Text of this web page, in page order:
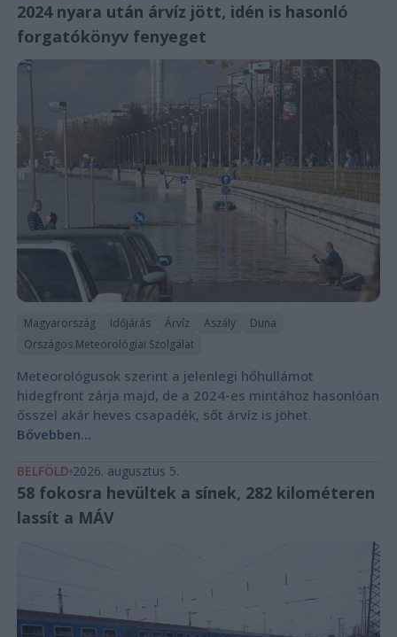
2024 nyara után árvíz jött, idén is hasonló
forgatókönyv fenyeget
Magyarország Időjárás Árvíz Aszály
Duna
Országos Meteorológiai Szolgálat
Meteorológusok szerint a jelenlegi hőhullámot
hidegfront zárja majd, de a 2024-es mintához hasonlóan
ősszel akár heves csapadék, sőt árvíz is jöhet.
Bővebben...
BELFÖLD 2026. augusztus 5.
58 fokosra hevültek a sínek, 282 kilométeren
lassít a MÁV